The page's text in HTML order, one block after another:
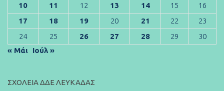
10
11 12 13 14 15
16
17
18 19 20 21 22
23
24
25 26 27 28 29
30
« Μάι Ιούλ »
ΣΧΟΛΕΊΑ ΔΔΕ ΛΕΥΚΆΔΑΣ